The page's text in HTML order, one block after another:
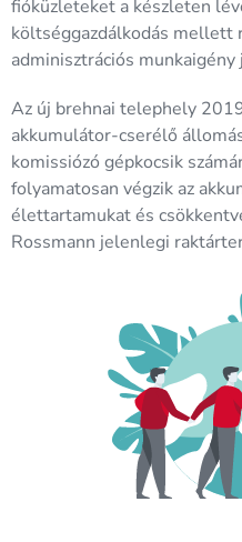
fióküzleteket a készleten
költséggazdálkodás mellett
adminisztrációs
Az új brehnai telephely
akkumulátor-cserélő
komissiózó gépkocsik
folyamatosan végzik az
élettartamukat és
Rossmann jelenlegi